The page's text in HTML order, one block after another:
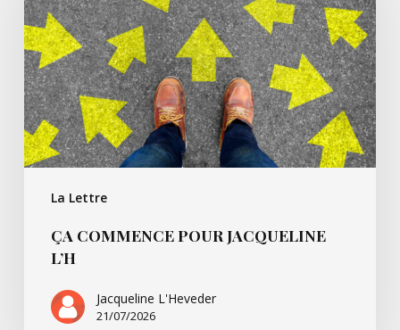
La Lettre
Jacqueline
L’h
ÇA COMMENCE POUR JACQUELINE
L’H
Jacqueline L'Heveder
21/07/2026